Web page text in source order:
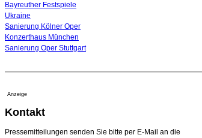
Bayreuther Festspiele
Ukraine
Sanierung Kölner Oper
Konzerthaus München
Sanierung Oper Stuttgart
Anzeige
Kontakt
Pressemitteilungen senden Sie bitte per E-Mail an die